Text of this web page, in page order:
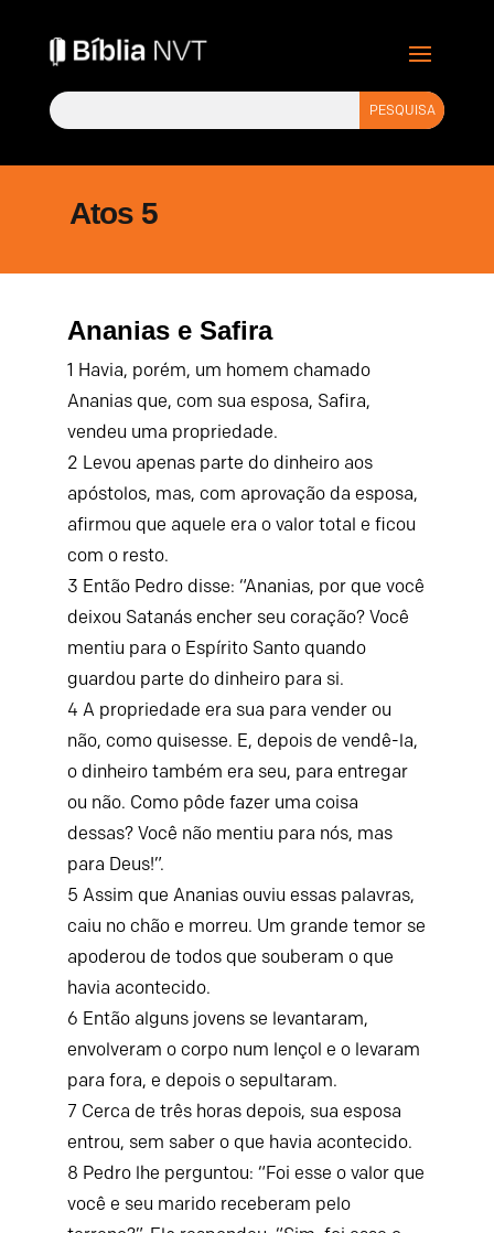
Atos 5
Ananias e Safira
1 Havia, porém, um homem chamado
Ananias que, com sua esposa, Safira,
vendeu uma propriedade.
2 Levou apenas parte do dinheiro aos
apóstolos, mas, com aprovação da esposa,
afirmou que aquele era o valor total e ficou
com o resto.
3 Então Pedro disse: “Ananias, por que você
deixou Satanás encher seu coração? Você
mentiu para o Espírito Santo quando
guardou parte do dinheiro para si.
4 A propriedade era sua para vender ou
não, como quisesse. E, depois de vendê-la,
o dinheiro também era seu, para entregar
ou não. Como pôde fazer uma coisa
dessas? Você não mentiu para nós, mas
para Deus!”.
5 Assim que Ananias ouviu essas palavras,
caiu no chão e morreu. Um grande temor se
apoderou de todos que souberam o que
havia acontecido.
6 Então alguns jovens se levantaram,
envolveram o corpo num lençol e o levaram
para fora, e depois o sepultaram.
7 Cerca de três horas depois, sua esposa
entrou, sem saber o que havia acontecido.
8 Pedro lhe perguntou: “Foi esse o valor que
você e seu marido receberam pelo